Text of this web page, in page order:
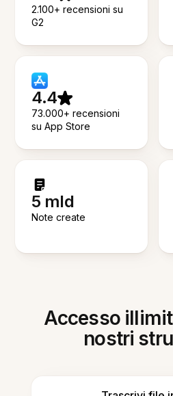
2.100+ recensioni su
G2
4.4
73.000+ recensioni
su App Store
5 mld
Note create
Accesso
nostri